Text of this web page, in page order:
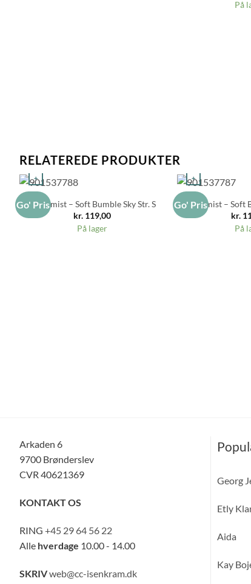
På
RELATEREDE PRODUKTER
Go' Pris
+
Hoptimist – Soft Bumble Sky Str. S
kr. 119,00
På lager
Go' Pris
+
Hoptimist – Soft
kr.
På
Arkaden 6
9700 Brønderslev
CVR 40621369
KONTAKT OS
RING +45 29 64 56 22
Alle hverdage 10.00 - 14.00
SKRIVweb@cc-isenkram.dk
Georg
Etly
Aida
Kay